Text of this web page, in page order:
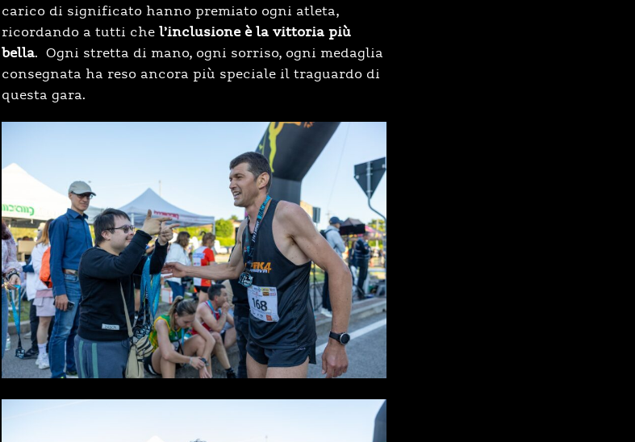
carico di significato hanno premiato ogni atleta,
ricordando a tutti che l’inclusione è la vittoria più
bella. Ogni stretta di mano, ogni sorriso, ogni medaglia
consegnata ha reso ancora più speciale il traguardo di
questa gara.